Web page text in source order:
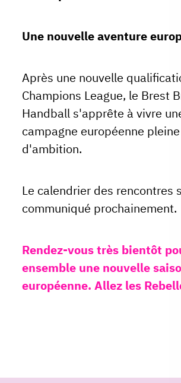
Une nouvelle aventure
Après une nouvelle
Champions League, le Brest
Handball s'apprête à vivre
campagne européenne pleine
d'ambition.
Le calendrier des rencontres
communiqué prochainement.
Rendez-vous très bientôt
ensemble une nouvelle
européenne. Allez les